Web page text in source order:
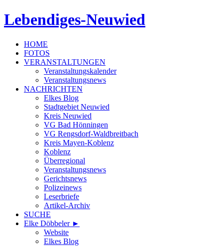
Lebendiges-Neuwied
HOME
FOTOS
VERANSTALTUNGEN
Veranstaltungskalender
Veranstaltungsnews
NACHRICHTEN
Elkes Blog
Stadtgebiet Neuwied
Kreis Neuwied
VG Bad Hönningen
VG Rengsdorf-Waldbreitbach
Kreis Mayen-Koblenz
Koblenz
Überregional
Veranstaltungsnews
Gerichtsnews
Polizeinews
Leserbriefe
Artikel-Archiv
SUCHE
Elke Döbbeler ►
Website
Elkes Blog